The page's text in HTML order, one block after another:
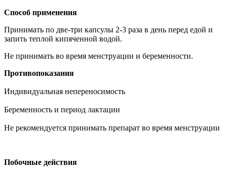
Способ применения
Принимать по две-три капсулы 2-3 раза в день перед едой и
запить теплой кипяченной водой.
Не принимать во время менструации и беременности.
Противопоказания
Индивидуальная непереносимость
Беременность и период лактации
Не рекомендуется принимать препарат во время менструации
Побочные действия